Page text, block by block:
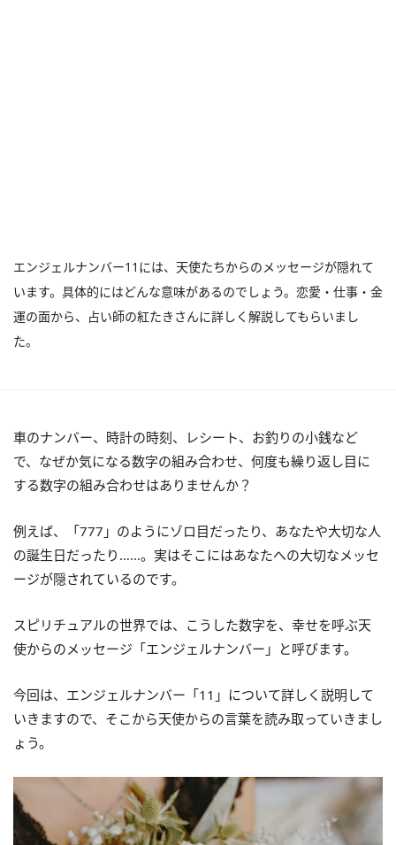
エンジェルナンバー11には、天使たちからのメッセージが隠れて
います。具体的にはどんな意味があるのでしょう。恋愛・仕事・金
運の面から、占い師の紅たきさんに詳しく解説してもらいまし
た。
車のナンバー、時計の時刻、レシート、お釣りの小銭など
で、なぜか気になる数字の組み合わせ、何度も繰り返し目に
する数字の組み合わせはありませんか？
例えば、「777」のようにゾロ目だったり、あなたや大切な人
の誕生日だったり……。実はそこにはあなたへの大切なメッセ
ージが隠されているのです。
スピリチュアルの世界では、こうした数字を、幸せを呼ぶ天
使からのメッセージ「エンジェルナンバー」と呼びます。
今回は、エンジェルナンバー「11」について詳しく説明して
いきますので、そこから天使からの言葉を読み取っていきまし
ょう。